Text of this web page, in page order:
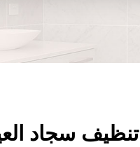
تنظيف سجاد